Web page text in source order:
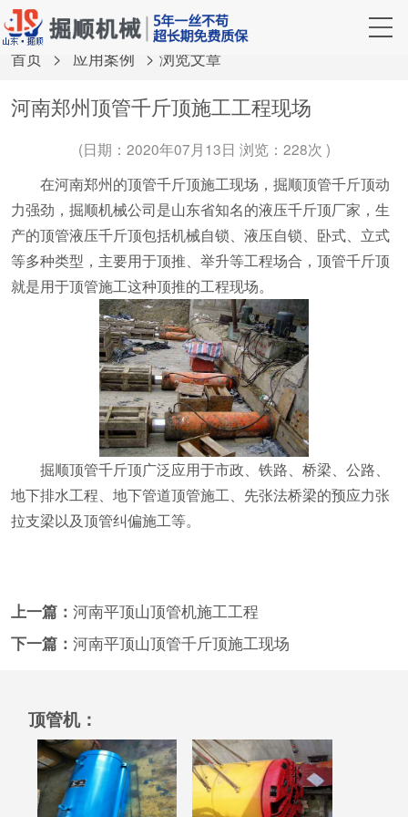
首页 > 应用案例 > 浏览文章
河南郑州顶管千斤顶施工工程现场
(日期：2020年07月13日 浏览： 228次 )
在河南郑州的顶管千斤顶施工现场，掘顺顶管千斤顶动
力强劲，掘顺机械公司是山东省知名的液压千斤顶厂家 ，生
产的顶管液压千斤顶包括机械自锁、液压自锁、卧式、立式
等多种类型，主要用于顶推、举升等工程场合， 顶管千斤顶
就是用于顶管施工这种顶推的工程现场。
掘顺顶管千斤顶广泛应用于市政、铁路、桥梁、公路、
地下排水工程、地下管道顶管施工、先张法桥梁的预应力张
拉支梁以及顶管纠偏施工等。
上一篇： 河南平顶山顶管机施工工程
下一篇： 河南平顶山顶管千斤顶施工现场
顶管机：